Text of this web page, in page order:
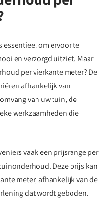
essentieel om ervoor te
en verzorgd uitziet. Maar
per vierkante meter? De
afhankelijk van
van uw tuin, de
werkzaamheden die
vaak een prijsrange per
Deze prijs kan
meter, afhankelijk van de
dat wordt geboden.